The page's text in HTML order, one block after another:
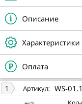
Описание
Характеристики
Оплата
1 Артикул: WS-